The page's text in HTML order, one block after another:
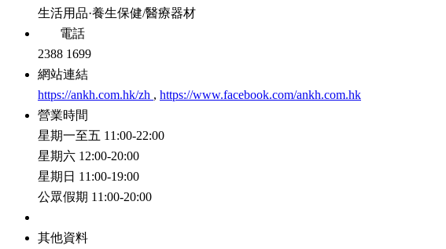
生活用品·養生保健/醫療器材
電話
2388 1699
網站連結
https://ankh.com.hk/zh , https://www.facebook.com/ankh.com.hk
營業時間
星期一至五 11:00-22:00
星期六 12:00-20:00
星期日 11:00-19:00
公眾假期 11:00-20:00
其他資料